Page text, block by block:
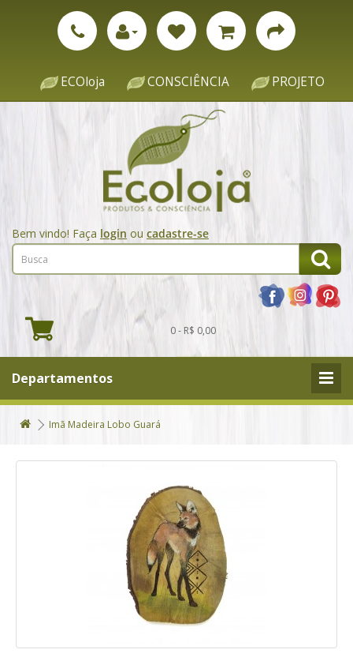
ECOloja CONSCIÊNCIA PROJETO
Bem vindo! Faça login ou cadastre-se
0 - R$ 0,00
Departamentos
Imã Madeira Lobo Guará